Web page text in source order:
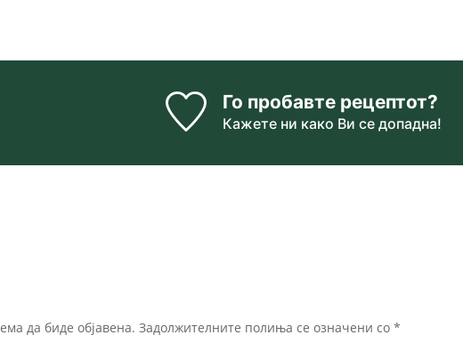
Го пробавте рецептот?
Кажете ни како Ви се допадна!
да биде објавена. Задолжителните полиња се означени со*